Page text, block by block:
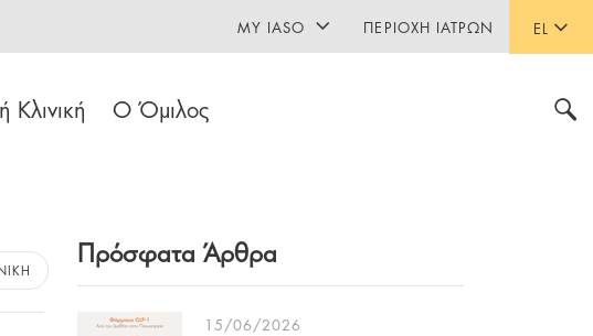
EL
Κλινική Ο Όμιλος
MY IASO ΠΕΡΙΟΧΉ ΙΑΤΡΏΝ
Πρόσφατα Άρθρα
15/06/2026